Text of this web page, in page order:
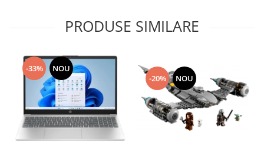
PRODUSE SIMILARE
-33% NOU
-20% NOU